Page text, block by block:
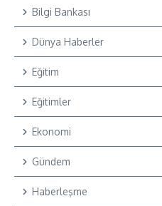
Bilgi Bankası
Dünya Haberler
Eğitim
Eğitimler
Ekonomi
Gündem
Haberleşme